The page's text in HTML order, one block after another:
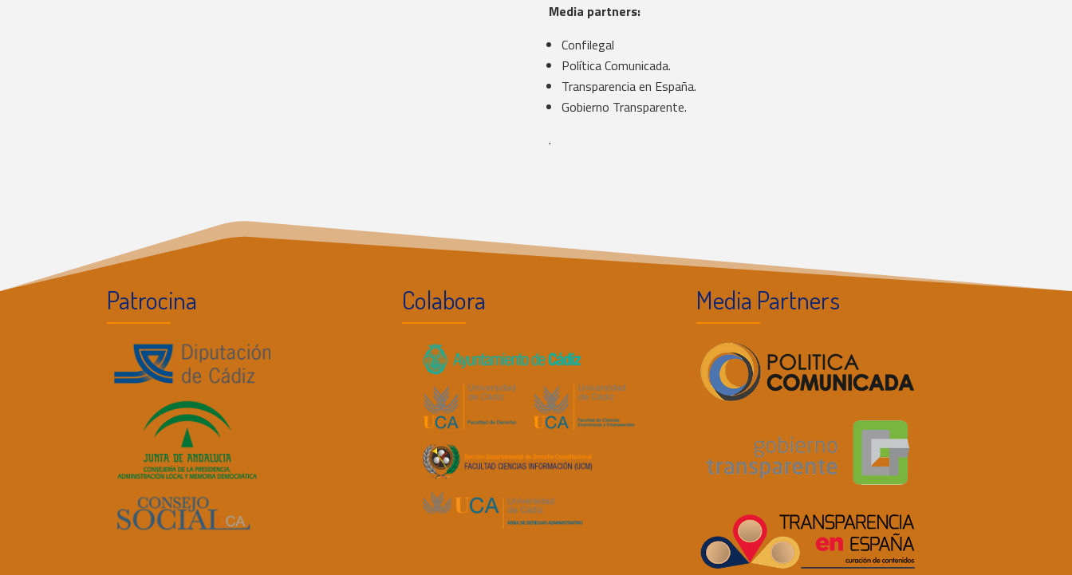
Media partners:
Confilegal
Política Comunicada.
Transparencia en España.
Gobierno Transparente.
.
Patrocina Colabora Media Partners